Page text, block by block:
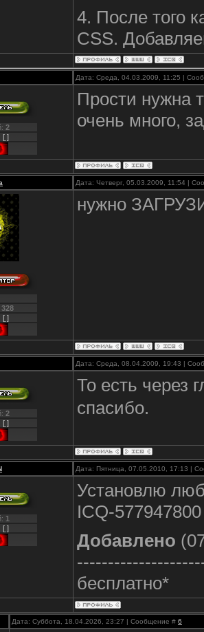
4. После того
CSS.
Дата: Среда, 04.03.2009, 11:25 |
2
[ ]
Прости нужна
очень много,
Дата: Четверг, 05.03.2009, 11:54 |
328
[ ]
нужно
Дата: Среда, 08.04.2009, 19:43 |
2
[ ]
То есть через
спасибо.
Дата: Пятница, 07.05.2010, 17:13 |
1
[ ]
Установлю
ICQ-577947800
Добавлено
бесплатно*
Дата: Суббота, 18.04.2026, 23:27 | Сообщение # 6